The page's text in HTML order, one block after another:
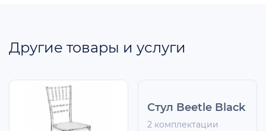
Другие товары и услуги
Стул Beetle Black
2 комплектации